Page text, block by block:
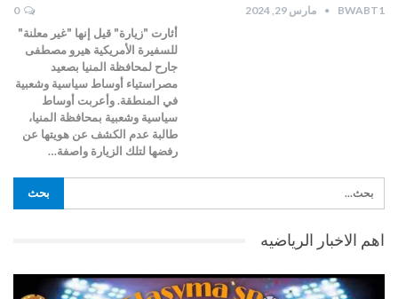
BWABT1 مارس 29, 2024 0
أثارت "زيارة" قيل إنها "غير معلنة"
للسفيرة الأمريكية هيرو مصطفى
جارح لمحافظة المنيا بصعيد
مصراستياء أوساط سياسية وشعبية
في المنطقة. وأعربت أوساط
سياسية وشعبية بمحافظة المنيا،
طالبة عدم الكشف عن هويتها عن
رفضها لتلك الزيارة واصفة…
اهم الاخبار الرياضيه